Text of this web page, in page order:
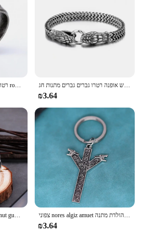
רטרו אירופאי אמריקאי אמריקאי ו ronking rune rune עתיק טבעת אופנה גברים רטרו פאנק מסיבה תכשיטים לגברים נירוסטה כפול נחש ראש גברים צמיד פאנק השתלטנית צמיד נחש אופנה רטרו גברים גברים מתנות חג
₪3.64
נירוסטה חנית ברזל odin valknut gunnir שרשרת תליון נורמה המיתולוגיה rune עורב גברים של גברים הפאנק מתנות תכשיטים צפוני nores algiz amuet מגן זאבי שרשרת תליון מפתחות לגברים נשים פאנקס תכשיטי יום הולדת מתנה
₪3.64